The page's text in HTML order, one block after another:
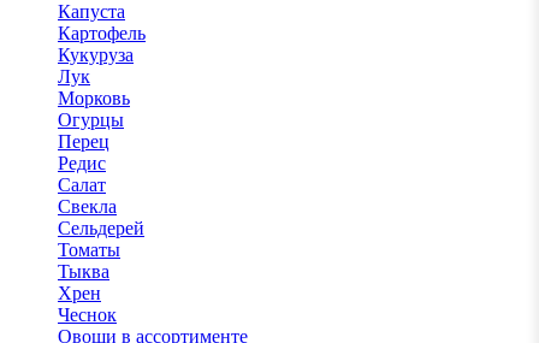
Капуста
Картофель
Кукуруза
Лук
Морковь
Огурцы
Перец
Редис
Салат
Свекла
Сельдерей
Томаты
Тыква
Хрен
Чеснок
Овощи в ассортименте